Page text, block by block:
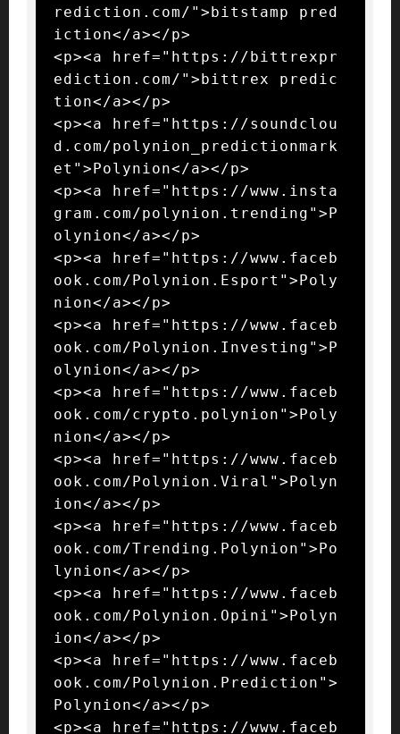
rediction.com/">bitstamp pred
iction</a></p>
<p><a href="https://bittrexpr
ediction.com/">bittrex predic
tion</a></p>
<p><a href="https://soundclou
d.com/polynion_predictionmark
et">Polynion</a></p>
<p><a href="https://www.insta
gram.com/polynion.trending">P
olynion</a></p>
<p><a href="https://www.faceb
ook.com/Polynion.Esport">Poly
nion</a></p>
<p><a href="https://www.faceb
ook.com/Polynion.Investing">P
olynion</a></p>
<p><a href="https://www.faceb
ook.com/crypto.polynion">Poly
nion</a></p>
<p><a href="https://www.faceb
ook.com/Polynion.Viral">Polyn
ion</a></p>
<p><a href="https://www.faceb
ook.com/Trending.Polynion">Po
lynion</a></p>
<p><a href="https://www.faceb
ook.com/Polynion.Opini">Polyn
ion</a></p>
<p><a href="https://www.faceb
ook.com/Polynion.Prediction">
Polynion</a></p>
<p><a href="https://www.faceb